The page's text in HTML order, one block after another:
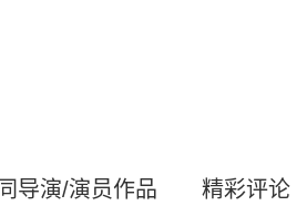
同导演/演员作品 精彩评论